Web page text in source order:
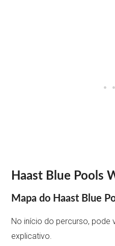
Haast Blue Pools
Mapa do Haast Blue
No início do percurso, pode
explicativo.